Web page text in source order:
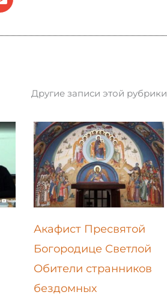
Другие записи этой рубрики
Акафист Пресвятой
Богородице Светлой
Обители странников
бездомных